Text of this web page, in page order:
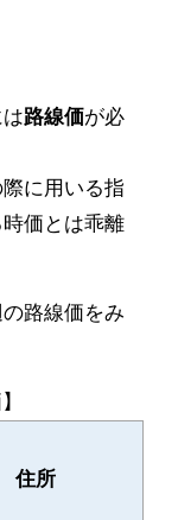
路線価が必
に用いる指
価とは乖離
路線価をみ
住所